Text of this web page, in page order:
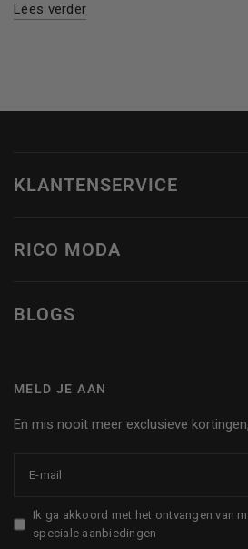
Lees verder
KLANTENSERVICE
RICO MODA
BLOGS
MELD JE AAN
En mis nooit meer exclusieve
E‑mail
Ik ga akkoord met het ontvangen van
speciale aanbiedingen